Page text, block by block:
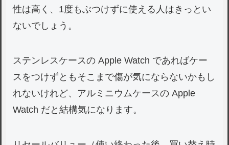
性は高く、1度もぶつけずに使える人はきっとい
ないでしょう。
ステンレスケースの Apple Watch であればケー
スをつけずともそこまで傷が気にならないかもし
れないけれど、アルミニウムケースの Apple
Watch だと結構気になります。